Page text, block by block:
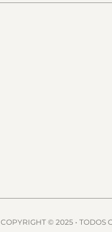
COPYRIGHT © 2025 • TODOS